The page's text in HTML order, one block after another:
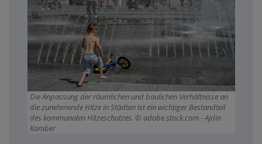
Die Anpassung der räumlichen und baulichen Verhältnisse an
die zunehmende Hitze in Städten ist ein wichtiger Bestandteil
des kommunalen Hitzeschutzes.
adobe.stock.com - Ajdin
Kamber